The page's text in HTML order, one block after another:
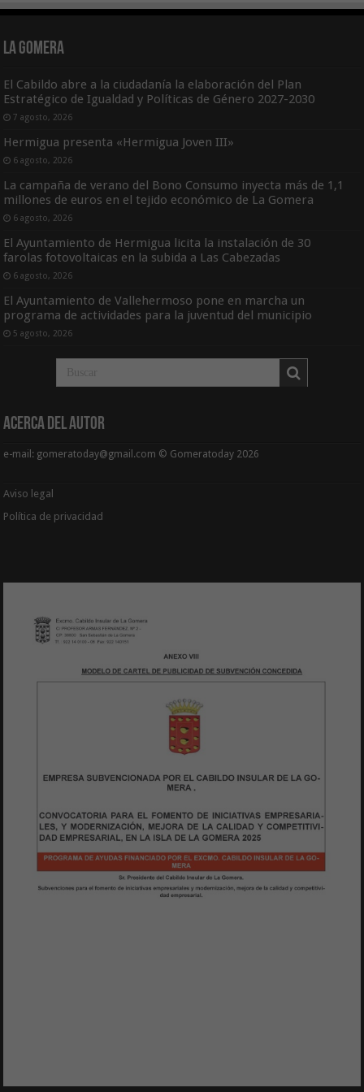
La Gomera
El Cabildo abre a la ciudadanía la elaboración del Plan
Estratégico de Igualdad y Políticas de Género 2027-2030
7 agosto, 2026
Hermigua presenta «Hermigua Joven III»
6 agosto, 2026
La campaña de verano del Bono Consumo inyecta más de 1,1
millones de euros en el tejido económico de La Gomera
6 agosto, 2026
El Ayuntamiento de Hermigua licita la instalación de 30
farolas fotovoltaicas en la subida a Las Cabezadas
6 agosto, 2026
El Ayuntamiento de Vallehermoso pone en marcha un
programa de actividades para la juventud del municipio
5 agosto, 2026
Acerca del Autor
e-mail: gomeratoday@gmail.com © Gomeratoday 2026
Aviso legal
Política de privacidad